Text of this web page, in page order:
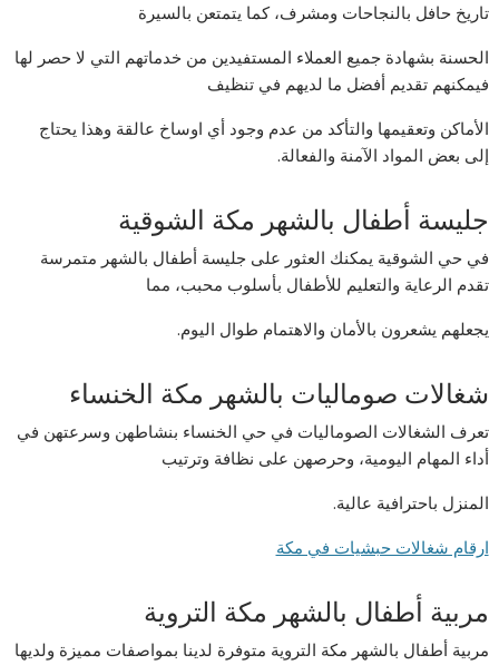
تاريخ حافل بالنجاحات ومشرف، كما يتمتعن بالسيرة
الحسنة بشهادة جميع العملاء المستفيدين من خدماتهم التي لا حصر لها
فيمكنهم تقديم أفضل ما لديهم في تنظيف
الأماكن وتعقيمها والتأكد من عدم وجود أي اوساخ عالقة وهذا يحتاج
إلى بعض المواد الآمنة والفعالة.
جليسة أطفال بالشهر مكة الشوقية
في حي الشوقية يمكنك العثور على جليسة أطفال بالشهر متمرسة
تقدم الرعاية والتعليم للأطفال بأسلوب محبب، مما
يجعلهم يشعرون بالأمان والاهتمام طوال اليوم.
شغالات صوماليات بالشهر مكة الخنساء
تعرف الشغالات الصوماليات في حي الخنساء بنشاطهن وسرعتهن في
أداء المهام اليومية، وحرصهن على نظافة وترتيب
المنزل باحترافية عالية.
ارقام شغالات حبشيات في مكة
مربية أطفال بالشهر مكة التروية
مربية أطفال بالشهر مكة التروية متوفرة لدينا بمواصفات مميزة ولديها